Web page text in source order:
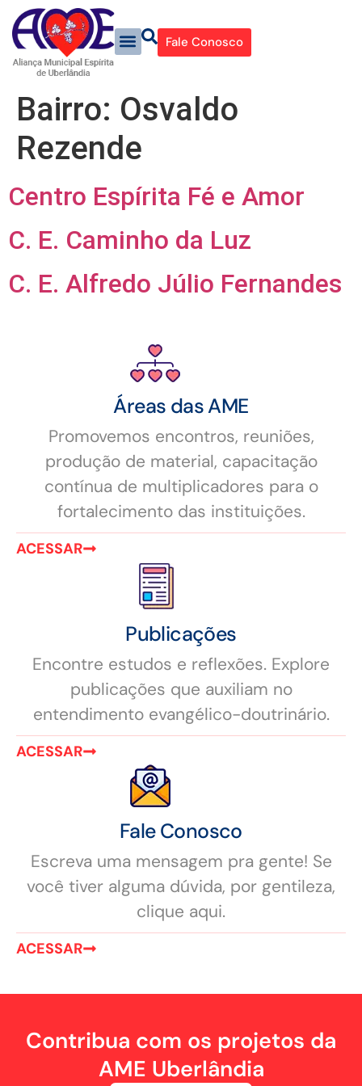
Fale Conosco
Bairro: Osvaldo
Rezende
Centro Espírita Fé e Amor
C. E. Caminho da Luz
C. E. Alfredo Júlio Fernandes
Áreas das AME
Promovemos encontros, reuniões,
produção de material, capacitação
contínua de multiplicadores para o
fortalecimento das instituições.
ACESSAR
Publicações
Encontre estudos e reflexões. Explore
publicações que auxiliam no
entendimento evangélico-doutrinário.
ACESSAR
Fale Conosco
Escreva uma mensagem pra gente! Se
você tiver alguma dúvida, por gentileza,
clique aqui.
ACESSAR
Contribua com os projetos da
AME Uberlândia